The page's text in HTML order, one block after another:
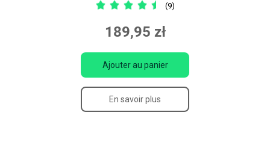
(9)
189,95 zł
Ajouter au panier
En savoir plus